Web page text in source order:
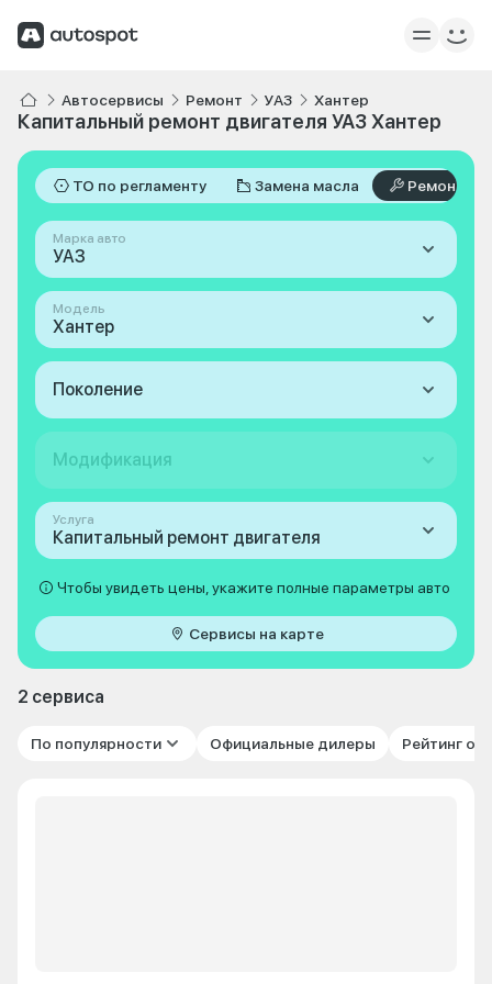
Автосервисы Ремонт УАЗ Хантер
Капитальный ремонт двигателя УАЗ Хантер
ТО по регламенту Замена масла Ремонт
Марка авто
УАЗ
Модель
Хантер
Поколение
Модификация
Услуга
Капитальный ремонт двигателя
Чтобы увидеть цены, укажите полные параметры авто
Сервисы на карте
2 сервиса
По популярности Официальные дилеры Рейтинг